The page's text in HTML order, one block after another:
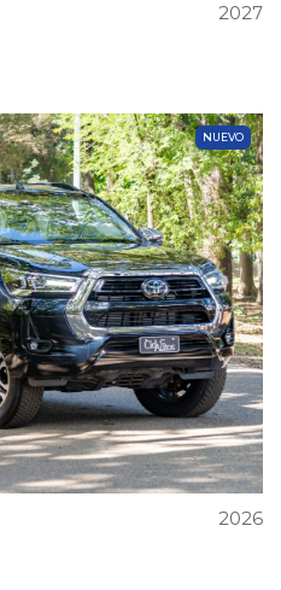
2027
NUEVO
2026